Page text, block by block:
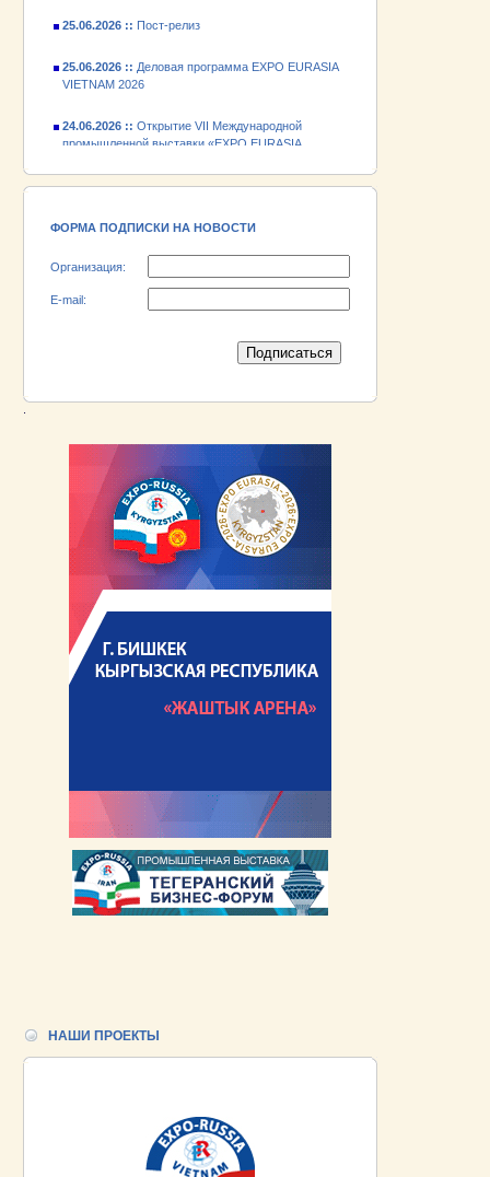
VIETNAM 2026
промышленной выставки «EXPO EURASIA
VIETNAM 2026»
18.06.2026 ::Участник выставки «EXPO EURASIA
электромашиностроительный завод»!
ФОРМА ПОДПИСКИ НА НОВОСТИ
Организация:
E-mail:
НАШИ ПРОЕКТЫ